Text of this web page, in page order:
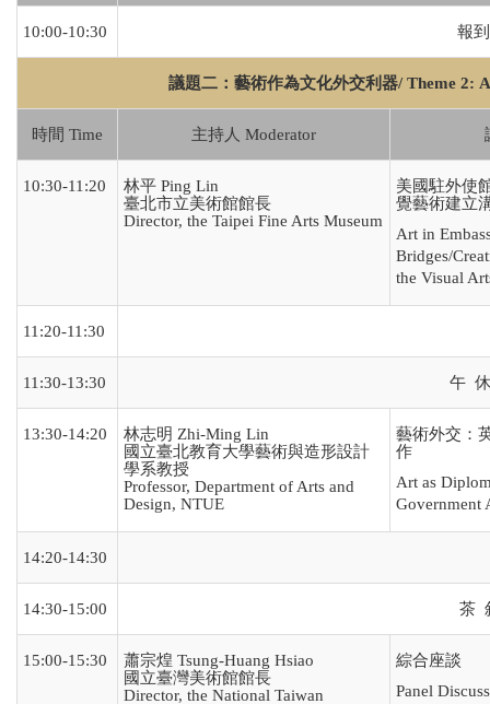
10:00-10:30 報
議題二：藝術作為文化外交利器/Theme 2:
時間 Time 主持人 Moderator
10:30-11:20
林平 Ping Lin
臺北市立美術館館長
Director, the Taipei Fine Arts Museum
美國駐外使
覺藝術建立
Art in
Bridges/
the Visual
11:20-11:30
11:30-13:30 午
13:30-14:20
林志明 Zhi-Ming Lin
國立臺北教育大學藝術與造形設計
學系教授
Professor, Department of Arts and
Design, NTUE
藝術外交：
作
Art as
Government
14:20-14:30
14:30-15:00 茶
15:00-15:30
蕭宗煌 Tsung-Huang Hsiao
國立臺灣美術館館長
Director, the National Taiwan
綜合座談
Panel